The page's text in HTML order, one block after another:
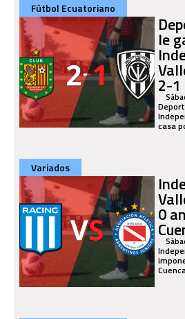
Fútbol Ecuatoriano
le
2-1
casa
Variados
0